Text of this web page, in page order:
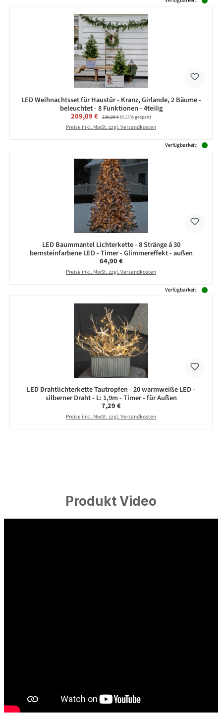
LED Weihnachtsset für Haustür - Kranz, Girlande, 2 Bäume -
beleuchtet - 8 Funktionen - 4teilig
Verkaufspreis:
209,09 € Regulärer Preis:
230,09 €(9.13% gespart)
Preise inkl. MwSt. zzgl. Versandkosten
Verfügbarkeit:
LED Baummantel Lichterkette - 8 Stränge á 30
bernsteinfarbene LED - Timer - Glimmereffekt - außen
Regulärer Preis:
64,90 €
Preise inkl. MwSt. zzgl. Versandkosten
Verfügbarkeit:
LED Drahtlichterkette Tautropfen - 20 warmweiße LED -
silberner Draht - L: 1,9m - Timer - für Außen
Regulärer Preis:
7,29 €
Preise inkl. MwSt. zzgl. Versandkosten
Produkt Video